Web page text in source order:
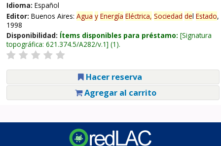
Idioma: Español
Editor: Buenos Aires: Agua y Energía Eléctrica, Sociedad del Estado,
1998
Disponibilidad: Ítems disponibles para préstamo: Signatura
topográfica: 621.374.5/A282/v.1 (1).
Hacer reserva
Agregar al carrito